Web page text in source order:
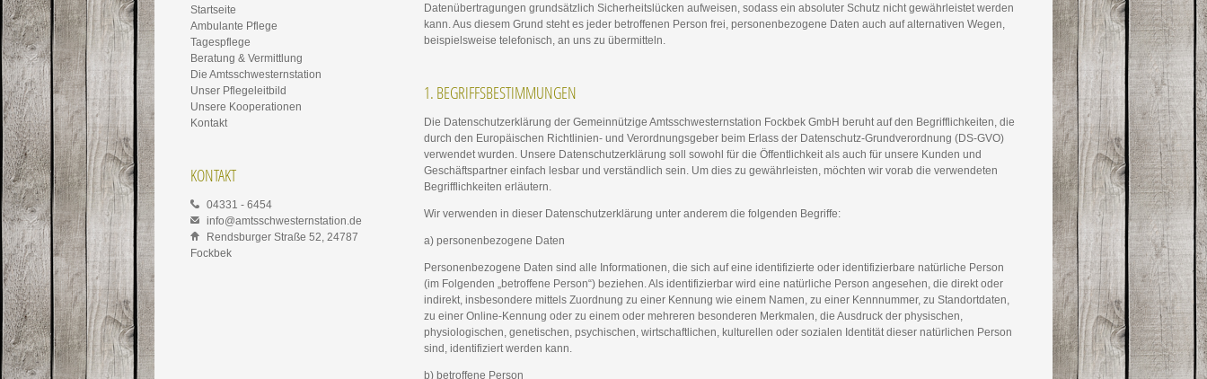
Startseite
Ambulante Pflege
Tagespflege
Beratung & Vermittlung
Die Amtsschwesternstation
Unser Pflegeleitbild
Unsere Kooperationen
Kontakt
KONTAKT
04331 - 6454
info@amtsschwesternstation.de
Rendsburger Straße 52, 24787
Fockbek
Datenübertragungen grundsätzlich Sicherheitslücken aufweisen, sodass ein absoluter Schutz nicht gewährleistet werden
kann. Aus diesem Grund steht es jeder betroffenen Person frei, personenbezogene Daten auch auf alternativen Wegen,
beispielsweise telefonisch, an uns zu übermitteln.
1. BEGRIFFSBESTIMMUNGEN
Die Datenschutzerklärung der Gemeinnützige Amtsschwesternstation Fockbek GmbH beruht auf den Begrifflichkeiten, die
durch den Europäischen Richtlinien- und Verordnungsgeber beim Erlass der Datenschutz-Grundverordnung (DS-GVO)
verwendet wurden. Unsere Datenschutzerklärung soll sowohl für die Öffentlichkeit als auch für unsere Kunden und
Geschäftspartner einfach lesbar und verständlich sein. Um dies zu gewährleisten, möchten wir vorab die verwendeten
Begrifflichkeiten erläutern.
Wir verwenden in dieser Datenschutzerklärung unter anderem die folgenden Begriffe:
a) personenbezogene Daten
Personenbezogene Daten sind alle Informationen, die sich auf eine identifizierte oder identifizierbare natürliche Person
(im Folgenden „betroffene Person“) beziehen. Als identifizierbar wird eine natürliche Person angesehen, die direkt oder
indirekt, insbesondere mittels Zuordnung zu einer Kennung wie einem Namen, zu einer Kennnummer, zu Standortdaten,
zu einer Online-Kennung oder zu einem oder mehreren besonderen Merkmalen, die Ausdruck der physischen,
physiologischen, genetischen, psychischen, wirtschaftlichen, kulturellen oder sozialen Identität dieser natürlichen Person
sind, identifiziert werden kann.
b) betroffene Person